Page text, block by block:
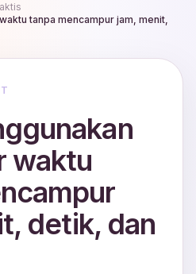
tanpa mencampur jam, menit,
waktu
detik, dan